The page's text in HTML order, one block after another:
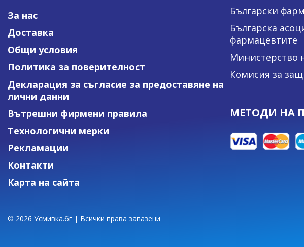
За нас
Доставка
Общи условия
Политика за поверителност
Декларация за съгласие за предоставяне на
лични данни
Вътрешни фирмени правила
Технологични мерки
Рекламации
Контакти
Карта на сайта
© 2026 Усмивка.бг | Всички права запазени
Български
Българска
фармацевтите
Министерство
Комисия за
МЕТОДИ НА